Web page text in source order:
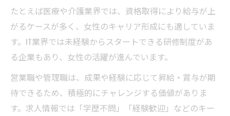
たとえば医療や介護業界では、資格取得により給与が上
がるケースが多く、女性のキャリア形成にも適していま
す。IT業界では未経験からスタートできる研修制度があ
る企業もあり、女性の活躍が進んでいます。
営業職や管理職は、成果や経験に応じて昇給・賞与が期
待できるため、積極的にチャレンジする価値がありま
す。求人情報では「学歴不問」「経験歓迎」などのキー